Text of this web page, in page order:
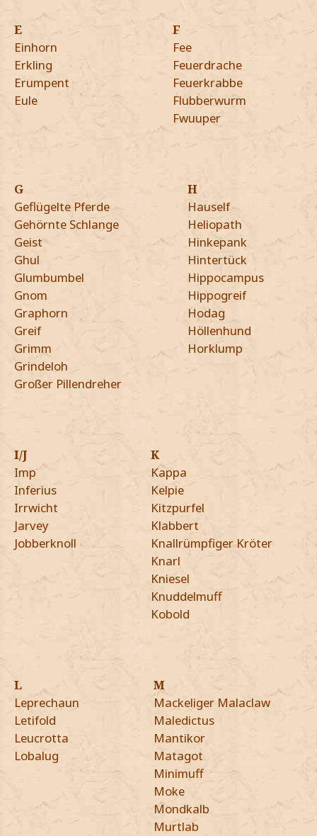
E
Einhorn
Erkling
Erumpent
Eule
F
Fee
Feuerdrache
Feuerkrabbe
Flubberwurm
Fwuuper
G
Geflügelte Pferde
Gehörnte Schlange
Geist
Ghul
Glumbumbel
Gnom
Graphorn
Greif
Grimm
Grindeloh
Großer Pillendreher
H
Hauself
Heliopath
Hinkepank
Hintertück
Hippocampus
Hippogreif
Hodag
Höllenhund
Horklump
I/J
Imp
Inferius
Irrwicht
Jarvey
Jobberknoll
K
Kappa
Kelpie
Kitzpurfel
Klabbert
Knallrümpfiger Kröter
Knarl
Kniesel
Knuddelmuff
Kobold
L
Leprechaun
Letifold
Leucrotta
Lobalug
M
Mackeliger Malaclaw
Maledictus
Mantikor
Matagot
Minimuff
Moke
Mondkalb
Murtlab